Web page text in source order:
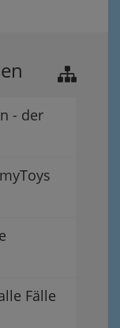
- der
Fälle